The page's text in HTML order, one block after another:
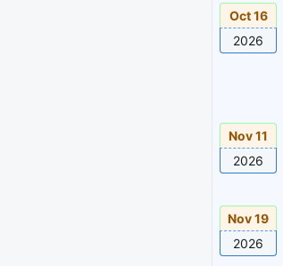
Oct 16
2026
Nov 11
2026
Nov 19
2026